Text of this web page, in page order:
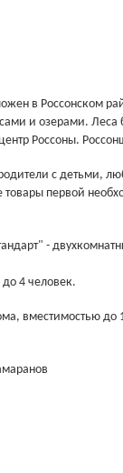
в Россонском
и озерами.
Россоны.
с детьми,
первой
-
4 человек.
вместимостью до